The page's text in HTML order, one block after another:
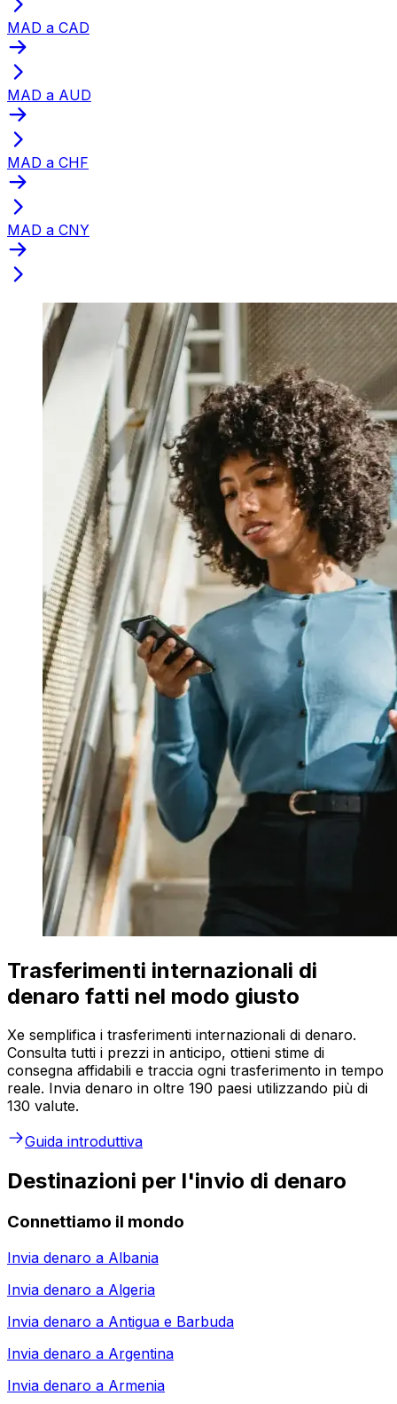
MAD a CAD
MAD a AUD
MAD a CHF
MAD a CNY
Trasferimenti internazionali di
denaro fatti nel modo giusto
Xe semplifica i trasferimenti internazionali di denaro.
Consulta tutti i prezzi in anticipo, ottieni stime di
consegna affidabili e traccia ogni trasferimento in tempo
reale. Invia denaro in oltre 190 paesi utilizzando più di
130 valute.
Guida introduttiva
Destinazioni per l'invio di denaro
Connettiamo il mondo
Invia denaro a Albania
Invia denaro a Algeria
Invia denaro a Antigua e Barbuda
Invia denaro a Argentina
Invia denaro a Armenia